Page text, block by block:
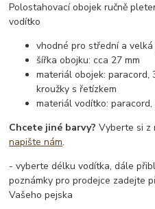
Polostahovací obojek ručně
vodítko
vhodné pro střední a
šířka obojku: cca 27 mm
materiál obojek: paracord,
kroužky s řetízkem
materiál vodítko:
Chcete jiné barvy? Vyberte si
napište nám.
- vyberte délku vodítka, dále
poznámky pro prodejce zadejte
Vašeho pejska